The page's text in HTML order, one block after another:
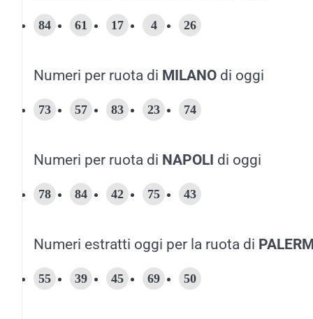
84 61 17 4 26
Numeri per ruota di MILANO di oggi
73 57 83 23 74
Numeri per ruota di NAPOLI di oggi
78 84 42 75 43
Numeri estratti oggi per la ruota di
55 39 45 69 50